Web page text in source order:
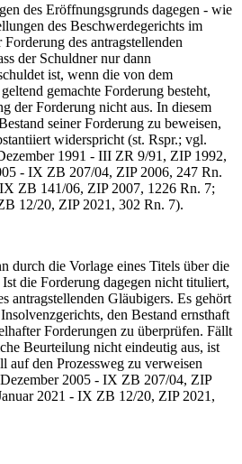
des Eröffnungsgrunds dagegen - wie
des Beschwerdegerichts im
des antragstellenden
der Schuldner nur dann
ist, wenn die von dem
gemachte Forderung besteht,
der Forderung nicht aus. In diesem
seiner Forderung zu beweisen,
widerspricht (st. Rspr.; vgl.
1991 - III ZR 9/91, ZIP 1992,
- IX ZB 207/04, ZIP 2006, 247 Rn.
ZB 141/06, ZIP 2007, 1226 Rn. 7;
12/20, ZIP 2021, 302 Rn. 7).
die Vorlage eines Titels über die
die Forderung dagegen nicht tituliert,
antragstellenden Gläubigers. Es gehört
den Bestand ernsthaft
Forderungen zu überprüfen. Fällt
Beurteilung nicht eindeutig aus, ist
auf den Prozessweg zu verweisen
2005 - IX ZB 207/04, ZIP
2021 - IX ZB 12/20, ZIP 2021,